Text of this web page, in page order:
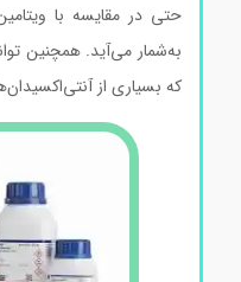
به‌شمار می‌آید. همچنین
که بسیاری از آنتی‌اکسیدان‌ها